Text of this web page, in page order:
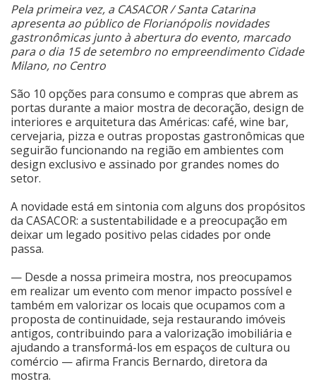
Anuncie
Cinema
Agenda Cultural
Anuncie
Fale Conosco
Pela primeira vez, a CASACOR / Santa Catarina
apresenta ao público de Florianópolis novidades
gastronômicas junto à abertura do evento, marcado
para o dia 15 de setembro no empreendimento Cidade
Milano, no Centro
São 10 opções para consumo e compras que abrem as
portas durante a maior mostra de decoração, design de
interiores e arquitetura das Américas: café, wine bar,
cervejaria, pizza e outras propostas gastronômicas que
seguirão funcionando na região em ambientes com
design exclusivo e assinado por grandes nomes do
setor.
A novidade está em sintonia com alguns dos propósitos
da CASACOR: a sustentabilidade e a preocupação em
deixar um legado positivo pelas cidades por onde
passa.
— Desde a nossa primeira mostra, nos preocupamos
em realizar um evento com menor impacto possível e
também em valorizar os locais que ocupamos com a
proposta de continuidade, seja restaurando imóveis
antigos, contribuindo para a valorização imobiliária e
ajudando a transformá-los em espaços de cultura ou
comércio — afirma Francis Bernardo, diretora da
mostra.